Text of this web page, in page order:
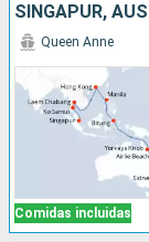
Comidas incluidas
Queen Anne